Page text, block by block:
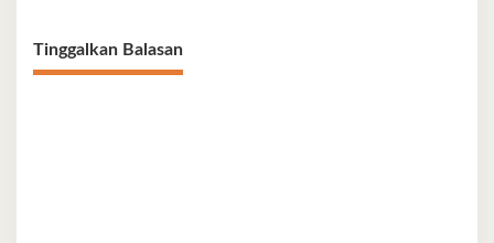
Tinggalkan Balasan